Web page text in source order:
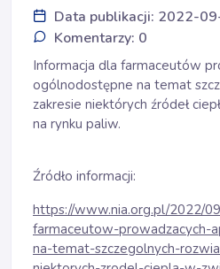
Data publikacji: 2022-
Komentarzy: 0
Informacja dla farmaceutów
ogólnodostępne na temat
zakresie niektórych źródeł
na rynku paliw.
Źródło informacji:
https://www.nia.org.pl/2022/
farmaceutow-prowadzacych-
na-temat-szczegolnych-